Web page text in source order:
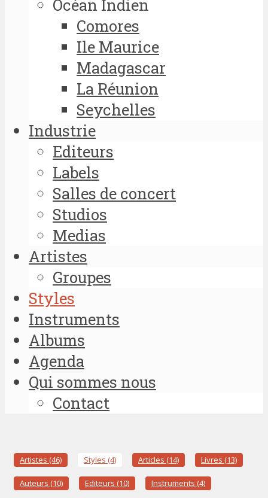
Océan Indien
Comores
Ile Maurice
Madagascar
La Réunion
Seychelles
Industrie
Editeurs
Labels
Salles de concert
Studios
Medias
Artistes
Groupes
Styles
Instruments
Albums
Agenda
Qui sommes nous
Contact
Artistes (46) Styles (4) Articles (14) Livres (13)
Auteurs (10) Editeurs (10) Instruments (4)